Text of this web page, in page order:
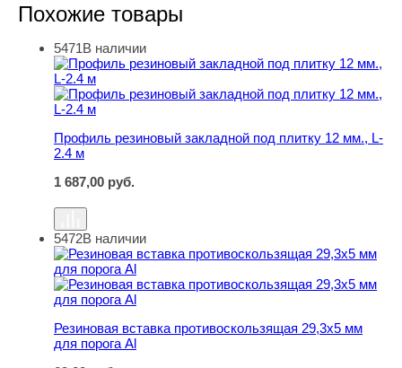
Похожие товары
Профиль резиновый закладной под плитку 12 мм., L-
5471В наличии
Профиль резиновый закладной под плитку 12 мм., L-
2.4 м
1 687,00 руб.
Резиновая вставка противоскользящая 29,3х5 мм для
5472В наличии
Резиновая вставка противоскользящая 29,3х5 мм
для порога Al